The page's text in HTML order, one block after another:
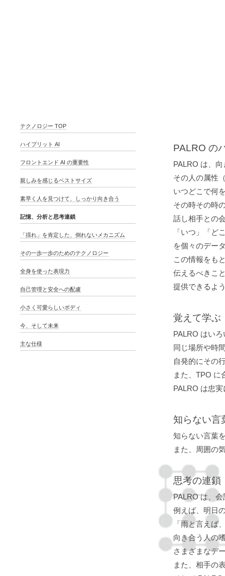
PALRO の
PALRO は、
その人の属性
いつどこで何
その時その時
話し相手との
「いつ」「ど
を個々のデー
この情報をも
伝えるべきこ
提供できるよ
覚えて学ぶ
PALRO はい
同じ場所や時
自発的にその
また、TPO に
PALRO は忠
知らない言
知らない言葉
また、周囲の
思考の連鎖
PALRO は、
例えば、明日
「雨と言えば
向き合う人の
さまざまなデ
また、相手の
テクノロジー TOP
ハイブリット AI
フロントエンド AI の重要性
親しみを感じるベストサイズ
素早く人を見つけて、しっかり向き合う
記憶、分析と思考連鎖
「揺れ」を肯定した、倒れないメカニズム
その一歩一歩のためのテクノロジー
全身を使った表現力
自己管理と安全への配慮
小さく可愛らしいボディ
今、そして未来
主な仕様